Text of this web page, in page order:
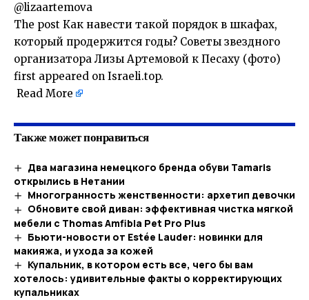
@lizaartemova
The post Как навести такой порядок в шкафах,
который продержится годы? Советы звездного
организатора Лизы Артемовой к Песаху (фото)
first appeared on Israeli.top.
Read More
Также может понравиться
Два магазина немецкого бренда обуви Tamaris
открылись в Нетании
Многогранность женственности: архетип девочки
Обновите свой диван: эффективная чистка мягкой
мебели с Thomas Amfibia Pet Pro Plus
Бьюти-новости от Estée Lauder: новинки для
макияжа, и ухода за кожей
Купальник, в котором есть все, чего бы вам
хотелось: удивительные факты о корректирующих
купальниках